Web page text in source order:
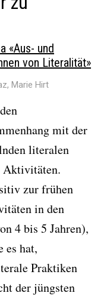
«Aus- und
von Literalität»
Marie Hirt
mit der
literalen
Aktivitäten.
zur frühen
in den
4 bis 5 Jahren),
es hat,
Praktiken
der jüngsten